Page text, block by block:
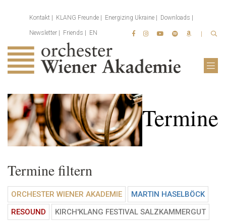
Kontakt KLANG Freunde Energizing Ukraine Downloads
Newsletter Friends EN
Termine
Termine filtern
ORCHESTER WIENER AKADEMIE
MARTIN HASELBÖCK
RESOUND
KIRCH'KLANG FESTIVAL SALZKAMMERGUT